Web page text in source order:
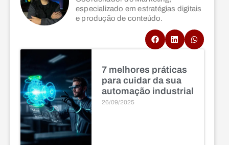
especializado em estratégias digitais
e produção de conteúdo.
7 melhores práticas
para cuidar da sua
automação industrial
26/09/2025